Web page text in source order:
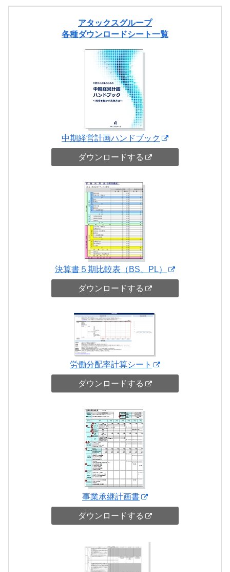
アタックスグループ
各種ダウンロードシート一覧
中期経営計画ハンドブック
ダウンロードする
決算書５期比較表（BS、PL）
ダウンロードする
労働分配率計算シート
ダウンロードする
事業承継計画書
ダウンロードする